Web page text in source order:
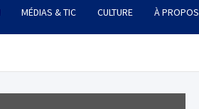
MÉDIAS & TIC CULTURE À PROPOS